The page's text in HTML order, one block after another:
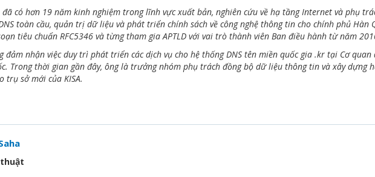
đã có hơn 19 năm kinh nghiệm trong lĩnh vực xuất bản, nghiên cứu về hạ tầng Internet và phụ
toàn cầu, quản trị dữ liệu và phát triển chính sách về công nghệ thông tin cho chính phủ Hàn
tiêu chuẩn RFC5346 và từng tham gia APTLD với vai trò thành viên Ban điều hành từ năm
đảm nhận việc duy trì phát triển các dịch vụ cho hệ thống DNS tên miền quốc gia .kr tại Cơ
Trong thời gian gần đây, ông là trưởng nhóm phụ trách đồng bộ dữ liệu thông tin và xây dựng
trụ sở mới của KISA.